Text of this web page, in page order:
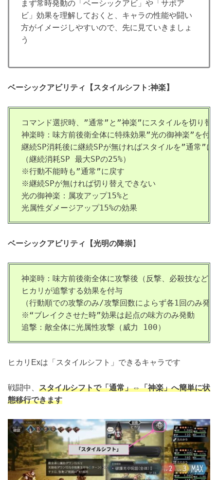
まず常時発動の「ベーシックアビ」や「サポア
ビ」効果を理解しておくと、キャラの性能や闘い
方がイメージしやすいので、先に見ていきましょ
う
ベーシックアビリティ【 スタイルシフト:神楽】
コマンド選択時、”通常”と”神楽”にスタイルを切り替
神楽時：味方前後衛全体に特殊効果”光の御神楽”を付与
継続SP消耗後に継続SPが無ければスタイルを”通常”に
（継続消耗SP 最大SPの25%）
※行動不能時も”通常”に戻す
※継続SPが無ければ切り替えできない
光の御神楽：属攻アップ15%と
光属性ダメージアップ15%の効果
ベーシックアビリティ【光明の降崇】
神楽時：味方前後衛全体に攻撃後（反撃、必殺技など
ヒカリが追撃する効果を付与
（行動順での攻撃のみ/攻撃回数によらず各1回のみ発
※“ブレイクさせた時”効果は起点の味方のみ発動
追撃：敵全体に光属性攻撃（威力 100）
ヒカリExは「スタイルシフト」できるキャラです
戦闘中、 スタイルシフトで「通常」⇔「神楽」へ簡単に状
態移行できます